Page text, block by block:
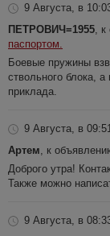
9 Августа, в
ПЕТРОВИЧ=1955 ,
паспортом.
Боевые пружины
ствольного блока,
приклада.
9 Августа, в 09:51
Артем , к
Доброго утра!
Также можно
9 Августа, в